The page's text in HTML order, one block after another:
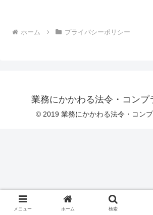
ホーム プライバシーポリシー
業務にかかわる法令・コンプ
© 2019 業務にかかわる法令・コンプ
メニュー ホーム 検索